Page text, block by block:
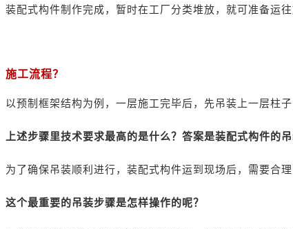
装配式构件制作完成，暂时在工厂分类堆放，就可准备运往
施工流程？
以预制框架结构为例，一层施工完毕后，先吊装上一层柱
上述步骤里技术要求最高的是什么？答案是装配式构件的吊
为了确保吊装顺利进行，装配式构件运到现场后，需要合
这个最重要的吊装步骤是怎样操作的呢？